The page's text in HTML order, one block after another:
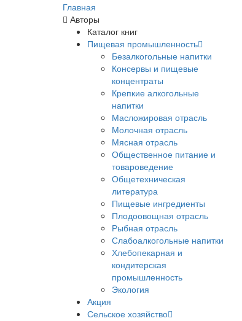
Главная
Авторы
Каталог книг
Пищевая промышленность
Безалкогольные напитки
Консервы и пищевые
концентраты
Крепкие алкогольные
напитки
Масложировая отрасль
Молочная отрасль
Мясная отрасль
Общественное питание и
товароведение
Общетехническая
литература
Пищевые ингредиенты
Плодоовощная отрасль
Рыбная отрасль
Слабоалкогольные напитки
Хлебопекарная и
кондитерская
промышленность
Экология
Акция
Сельское хозяйство